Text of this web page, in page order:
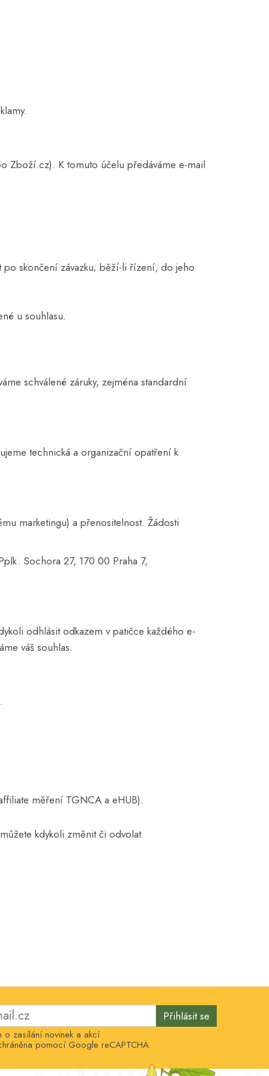
Zboží.cz). K tomuto účelu předáváme e-mail
skončení závazku; běží-li řízení, do jeho
u souhlasu.
schválené záruky, zejména standardní
technická a organizační opatření k
marketingu) a přenositelnost. Žádosti
Sochora 27, 170 00 Praha 7,
odhlásit odkazem v patičce každého e-
váš souhlas.
.
měření TGNCA a eHUB).
kdykoli změnit či odvolat.
Přihlásit se
o zasílání novinek a akcí
pomocí Google reCAPTCHA